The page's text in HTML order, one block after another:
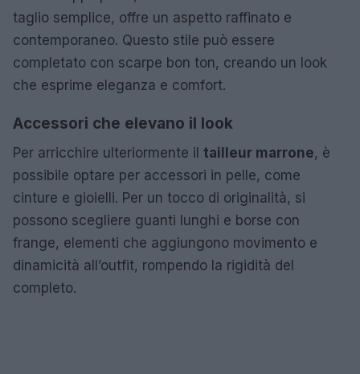
taglio semplice, offre un aspetto raffinato e
contemporaneo. Questo stile può essere
completato con scarpe bon ton, creando un look
che esprime eleganza e comfort.
Accessori che elevano il look
Per arricchire ulteriormente il tailleur marrone, è
possibile optare per accessori in pelle, come
cinture e gioielli. Per un tocco di originalità, si
possono scegliere guanti lunghi e borse con
frange, elementi che aggiungono movimento e
dinamicità all’outfit, rompendo la rigidità del
completo.